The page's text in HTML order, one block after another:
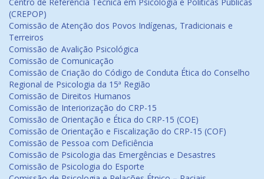
(CREPOP)
Comissão de Atenção dos Povos Indígenas, Tradicionais e
Terreiros
Comissão de Avalição Psicológica
Comissão de Comunicação
Comissão de Criação do Código de Conduta Ética do Conselho
Regional de Psicologia da 15ª Região
Comissão de Direitos Humanos
Comissão de Interiorização do CRP-15
Comissão de Orientação e Ética do CRP-15 (COE)
Comissão de Orientação e Fiscalização do CRP-15 (COF)
Comissão de Pessoa com Deficiência
Comissão de Psicologia das Emergências e Desastres
Comissão de Psicologia do Esporte